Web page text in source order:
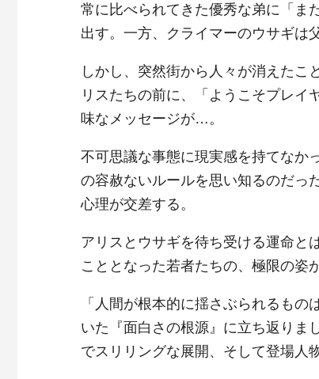
常に比べられてきた優秀な弟に「ま
出す。一方、クライマーのウサギは
しかし、突然街から人々が消えたこ
リスたちの前に、「ようこそプレイ
味なメッセージが…。
不可思議な事態に現実感を持てなか
の容赦ないルールを思い知るのだっ
心理が交差する。
アリスとウサギを待ち受ける運命と
こととなった若者たちの、極限の姿
「人間が根本的に揺さぶられるも
いた『面白さの根源』に立ち返りま
でスリリングな展開、そして登場人